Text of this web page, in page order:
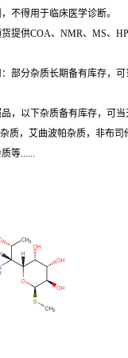
不得用于临床医学诊断。
提供COA、NMR、MS、
部分杂质长期备有库存，
，以下杂质备有库存，可
质，艾曲波帕杂质，非布
等......